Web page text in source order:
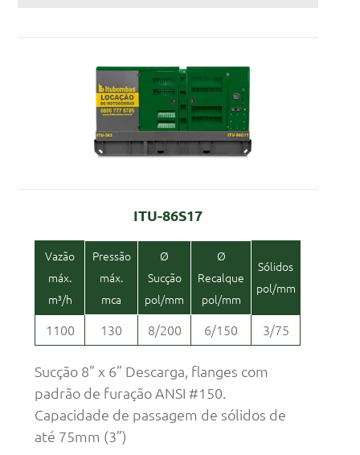
ITU-86S17
Vazão
máx.
m³/h
Pressão
máx.
mca
Ø
Sucção
pol/mm
Ø
Recalque
pol/mm
Sólidos
pol/mm
1100 130 8/200 6/150 3/75
Sucção 8” x 6” Descarga, flanges com
padrão de furação ANSI #150.
Capacidade de passagem de sólidos de
até 75mm (3”)